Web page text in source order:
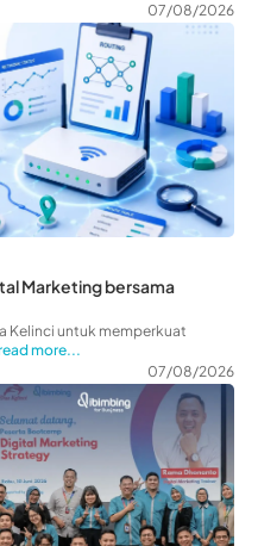
07/08/2026
Marketing bersama
Kelinci untuk memperkuat
more...
07/08/2026